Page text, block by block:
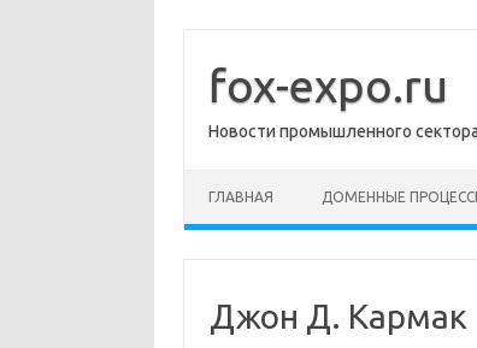
содержимому
fox-expo.ru
Новости промышленного
ГЛАВНАЯ ДОМЕННЫЕ
Джон Д. Кармак